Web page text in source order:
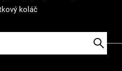
koláč